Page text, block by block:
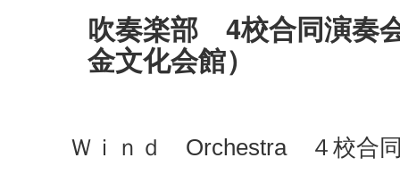
吹奏楽部 4校合同演奏
金文化会館）
Ｗｉｎｄ Orchestra ４校合